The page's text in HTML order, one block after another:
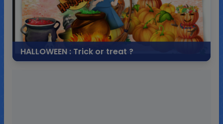
HALLOWEEN : Trick or treat ?